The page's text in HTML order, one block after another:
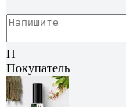
П
Покупатель